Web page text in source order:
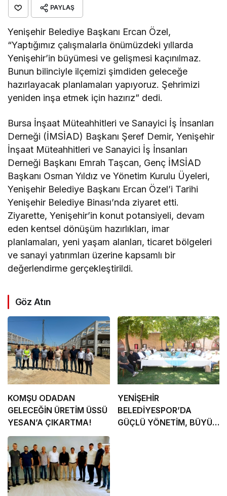
PAYLAŞ
Yenişehir Belediye Başkanı Ercan Özel,
“Yaptığımız çalışmalarla önümüzdeki yıllarda
Yenişehir’in büyümesi ve gelişmesi kaçınılmaz.
Bunun bilinciyle ilçemizi şimdiden geleceğe
hazırlayacak planlamaları yapıyoruz. Şehrimizi
yeniden inşa etmek için hazırız” dedi.
Bursa İnşaat Müteahhitleri ve Sanayici İş İnsanları
Derneği (İMSİAD) Başkanı Şeref Demir, Yenişehir
İnşaat Müteahhitleri ve Sanayici İş İnsanları
Derneği Başkanı Emrah Taşcan, Genç İMSİAD
Başkanı Osman Yıldız ve Yönetim Kurulu Üyeleri,
Yenişehir Belediye Başkanı Ercan Özel’i Tarihi
Yenişehir Belediye Binası’nda ziyaret etti.
Ziyarette, Yenişehir’in konut potansiyeli, devam
eden kentsel dönüşüm hazırlıkları, imar
planlamaları, yeni yaşam alanları, ticaret bölgeleri
ve sanayi yatırımları üzerine kapsamlı bir
değerlendirme gerçekleştirildi.
Göz Atın
KOMŞU ODADAN
GELECEĞİN ÜRETİM ÜSSÜ
YESAN’A ÇIKARTMA!
YENİŞEHİR
BELEDİYESPOR’DA
GÜÇLÜ YÖNETİM, BÜYÜK